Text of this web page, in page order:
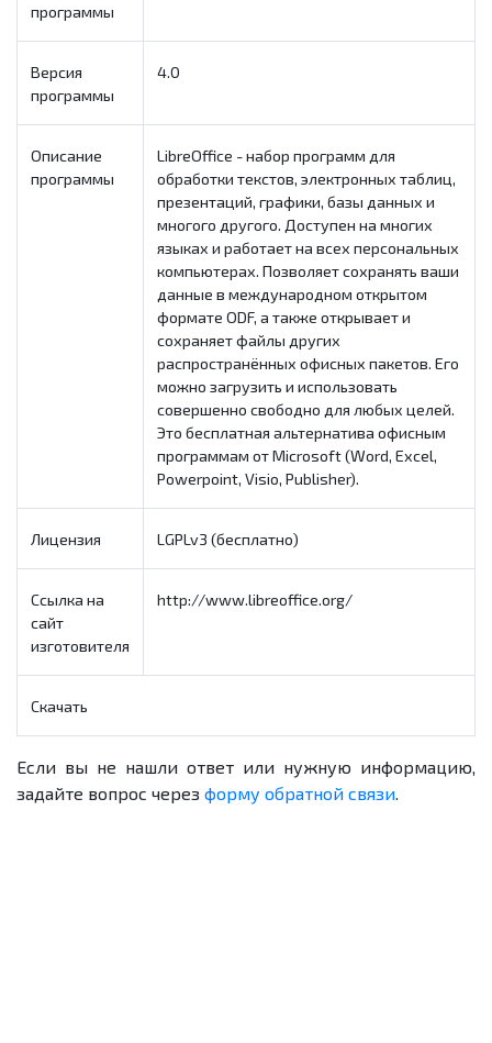
программы
Версия
программы
4.0
Описание
программы
LibreOffice - набор программ для
обработки текстов, электронных таблиц,
презентаций, графики, базы данных и
многого другого. Доступен на многих
языках и работает на всех персональных
компьютерах. Позволяет сохранять ваши
данные в международном открытом
формате ODF, а также открывает и
сохраняет файлы других
распространённых офисных пакетов. Его
можно загрузить и использовать
совершенно свободно для любых целей.
Это бесплатная альтернатива офисным
программам от Microsoft (Word, Excel,
Powerpoint, Visio, Publisher).
Лицензия LGPLv3 (бесплатно)
Ссылка на
сайт
изготовителя
http://www.libreoffice.org/
Скачать
Если вы не нашли ответ или нужную информацию,
задайте вопрос через форму обратной связи.